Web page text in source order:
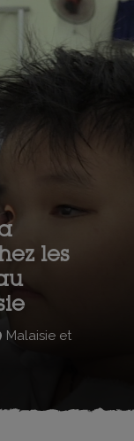
les
Malaisie et